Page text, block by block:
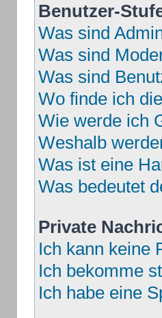
Benutzer-
Was sind
Was sind
Was sind
Wo finde ich
Wie werde ich
Weshalb
Was ist eine
Was bedeutet
Private
Ich kann keine
Ich bekomme
Ich habe eine